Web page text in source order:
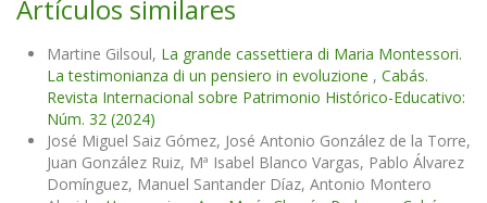
Artículos similares
Martine Gilsoul, La grande cassettiera di Maria Montessori.
La testimonianza di un pensiero in evoluzione , Cabás.
Revista Internacional sobre Patrimonio Histórico-Educativo:
Núm. 32 (2024)
José Miguel Saiz Gómez, José Antonio González de la Torre,
Juan González Ruiz, Mª Isabel Blanco Vargas, Pablo Álvarez
Domínguez, Manuel Santander Díaz, Antonio Montero